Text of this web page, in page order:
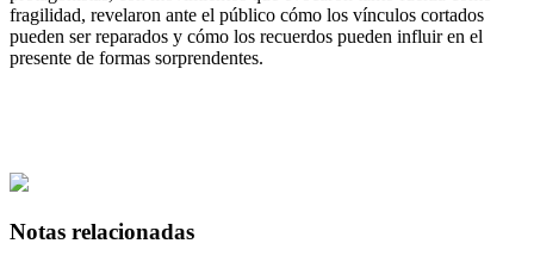
fragilidad, revelaron ante el público cómo los vínculos cortados
pueden ser reparados y cómo los recuerdos pueden influir en el
presente de formas sorprendentes.
Notas relacionadas